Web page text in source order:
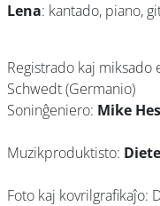
Lena: kantado, piano,
Registrado kaj
Schwedt (Germanio)
Soninĝeniero: Mike
Muzikproduktisto:
Foto kaj kovrilgrafikaĵo: